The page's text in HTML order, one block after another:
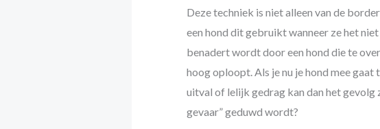
Deze techniek is niet alleen van de
een hond dit gebruikt wanneer ze het
benadert wordt door een hond die te
hoog oploopt. Als je nu je hond mee
uitval of lelijk gedrag kan dan het gevolg
gevaar” geduwd wordt?